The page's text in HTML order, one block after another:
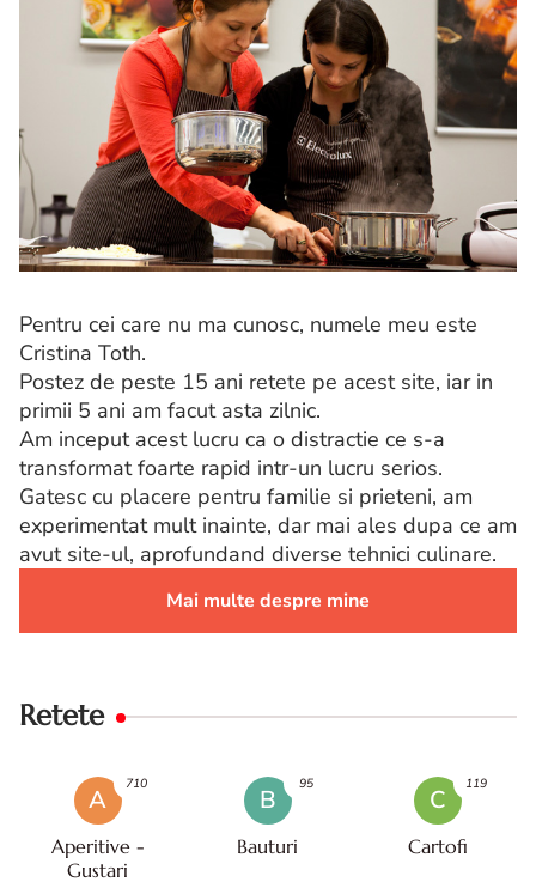
Pentru cei care nu ma cunosc, numele meu este
Cristina Toth.
Postez de peste 15 ani retete pe acest site, iar in
primii 5 ani am facut asta zilnic.
Am inceput acest lucru ca o distractie ce s-a
transformat foarte rapid intr-un lucru serios.
Gatesc cu placere pentru familie si prieteni, am
experimentat mult inainte, dar mai ales dupa ce am
avut site-ul, aprofundand diverse tehnici culinare.
Mai multe despre mine
Retete
A
Aperitive -
Gustari
710
B
Bauturi
95
C
Cartofi
119